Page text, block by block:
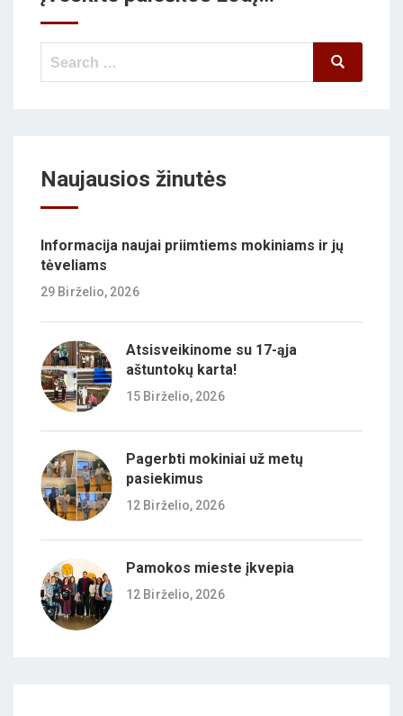
Search
Search
Naujausios žinutės
Informacija naujai priimtiems mokiniams ir jų
tėveliams
29 Birželio, 2026
Atsisveikinome su 17-ąja
aštuntokų karta!
15 Birželio, 2026
Pagerbti mokiniai už metų
pasiekimus
12 Birželio, 2026
Pamokos mieste įkvepia
12 Birželio, 2026